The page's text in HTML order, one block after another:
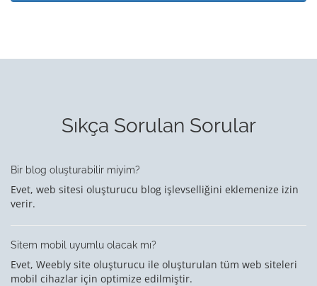
Sıkça Sorulan Sorular
Bir blog oluşturabilir miyim?
Evet, web sitesi oluşturucu blog işlevselliğini eklemenize izin
verir.
Sitem mobil uyumlu olacak mı?
Evet, Weebly site oluşturucu ile oluşturulan tüm web siteleri
mobil cihazlar için optimize edilmiştir.